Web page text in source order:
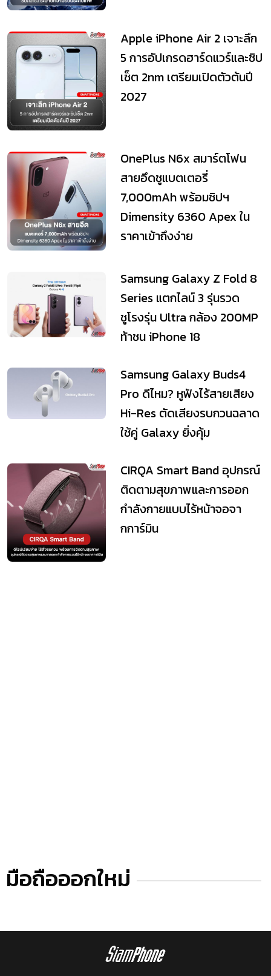
Apple iPhone Air 2 เจาะลึก
5 การอัปเกรดฮาร์ดแวร์และชิป
เซ็ต 2nm เตรียมเปิดตัวต้นปี
2027
OnePlus N6x สมาร์ตโฟน
สายอึดชูแบตเตอรี่
7,000mAh พร้อมชิปฯ
Dimensity 6360 Apex ใน
ราคาเข้าถึงง่าย
Samsung Galaxy Z Fold 8
Series แตกไลน์ 3 รุ่นรวด
ชูโรงรุ่น Ultra กล้อง 200MP
ท้าชน iPhone 18
Samsung Galaxy Buds4
Pro ดีไหม? หูฟังไร้สายเสียง
Hi-Res ตัดเสียงรบกวนฉลาด
ใช้คู่ Galaxy ยิ่งคุ้ม
CIRQA Smart Band อุปกรณ์
ติดตามสุขภาพและการออก
กำลังกายแบบไร้หน้าจอจา
กการ์มิน
มือถือออกใหม่